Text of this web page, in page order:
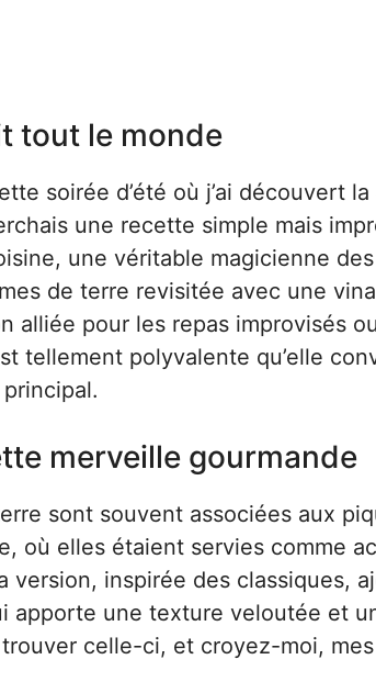
tout le monde
soirée d’été où j’ai découvert la
une recette simple mais
une véritable magicienne
de terre revisitée avec une
alliée pour les repas improvisés
tellement polyvalente qu’elle
merveille gourmande
sont souvent associées aux
où elles étaient servies comme
version, inspirée des classiques,
apporte une texture veloutée et
celle-ci, et croyez-moi,